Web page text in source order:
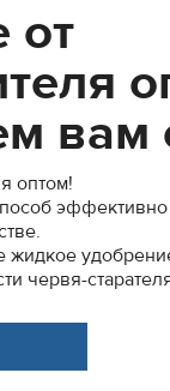
от
вам
оптом!
жидкое
червя-